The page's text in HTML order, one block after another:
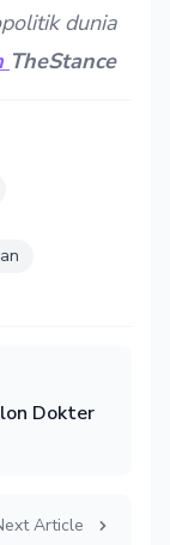
dunia
TheStance
Dokter
Article